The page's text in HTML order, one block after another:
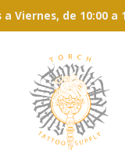
a Viernes, de 10:00 a